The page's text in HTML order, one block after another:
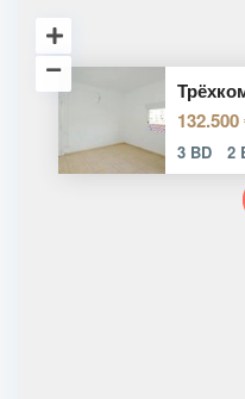
132.500
3 BD 2